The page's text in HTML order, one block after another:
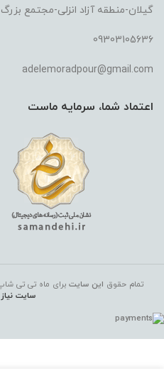
گیلان-منطقه آزاد انزلی-مجتمع
09303105636
adelemoradpour@gmail.com
اعتماد شما، سرمایه ماست
تمام حقوق این سایتبرای ماه تی تی
سایت
خمیردندان